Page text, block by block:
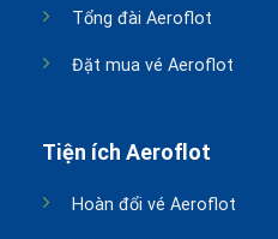
Tổng đài Aeroflot
Đặt mua vé Aeroflot
Tiện ích Aeroflot
Hoàn đổi vé Aeroflot